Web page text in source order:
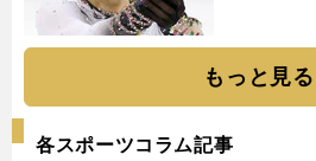
もっと見る
各スポーツコラム記事